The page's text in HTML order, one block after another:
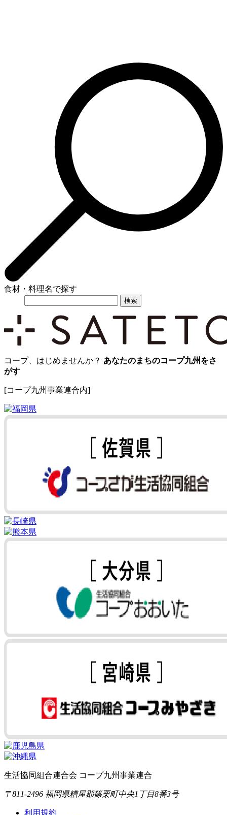
食材・料理名で探す
コープ、はじめませんか？ あなたのまちのコープ九州をさ
がす
[コープ九州事業連合内]
生活協同組合連合会 コープ九州事業連合
〒811-2496 福岡県糟屋郡篠栗町中央1丁目8番3号
利用規約